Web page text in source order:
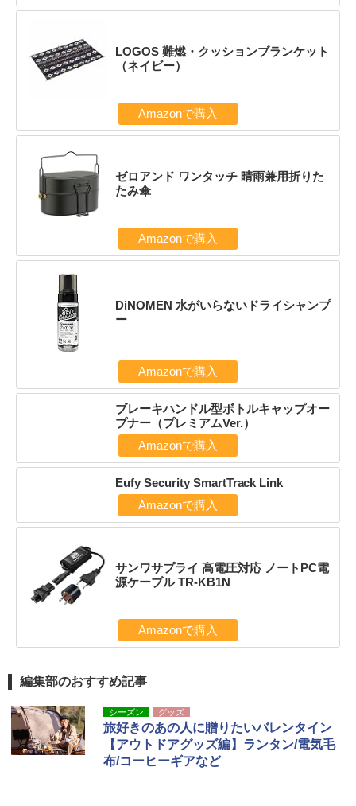
LOGOS 難燃・クッションブランケット
（ネイビー）
Amazonで購入
ゼロアンド ワンタッチ 晴雨兼用折りた
たみ傘
Amazonで購入
DiNOMEN 水がいらないドライシャンプ
ー
Amazonで購入
ブレーキハンドル型ボトルキャップオー
プナー（プレミアムVer.）
Amazonで購入
Eufy Security SmartTrack Link
Amazonで購入
サンワサプライ 高電圧対応 ノートPC電
源ケーブル TR-KB1N
Amazonで購入
編集部のおすすめ記事
シーズン グッズ
旅好きのあの人に贈りたいバレンタイン
【アウトドアグッズ編】ランタン/電気毛
布/コーヒーギアなど